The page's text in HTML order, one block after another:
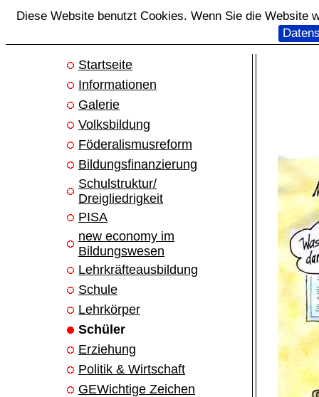
Diese Website benutzt Cookies. Wenn Sie die Website
Startseite
Informationen
Galerie
Volksbildung
Föderalismusreform
Bildungsfinanzierung
Schulstruktur/
Dreigliedrigkeit
PISA
new economy im
Bildungswesen
Lehrkräfteausbildung
Schule
Lehrkörper
Schüler
Erziehung
Politik & Wirtschaft
GEWichtige Zeichen